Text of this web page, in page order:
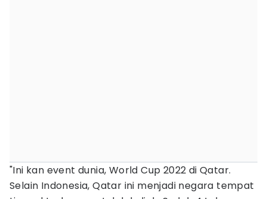
"Ini kan event dunia, World Cup 2022 di Qatar.
Selain Indonesia, Qatar ini menjadi negara tempat